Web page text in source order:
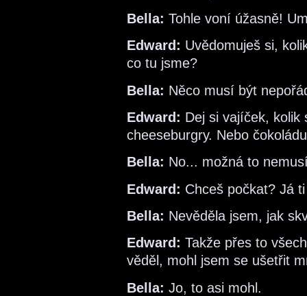
Bella: Tohle voní úžasně!
Edward: Uvědomuješ si,
co tu jsme?
Bella: Něco musí být
Edward: Dej si vajíček,
cheeseburgry. Nebo
Bella: No... možná to
Edward: Chceš počkat? Já
Bella: Nevěděla jsem, jak
Edward: Takže přes to
věděl, mohl jsem se ušetřit
Bella: Jo, to asi mohl.